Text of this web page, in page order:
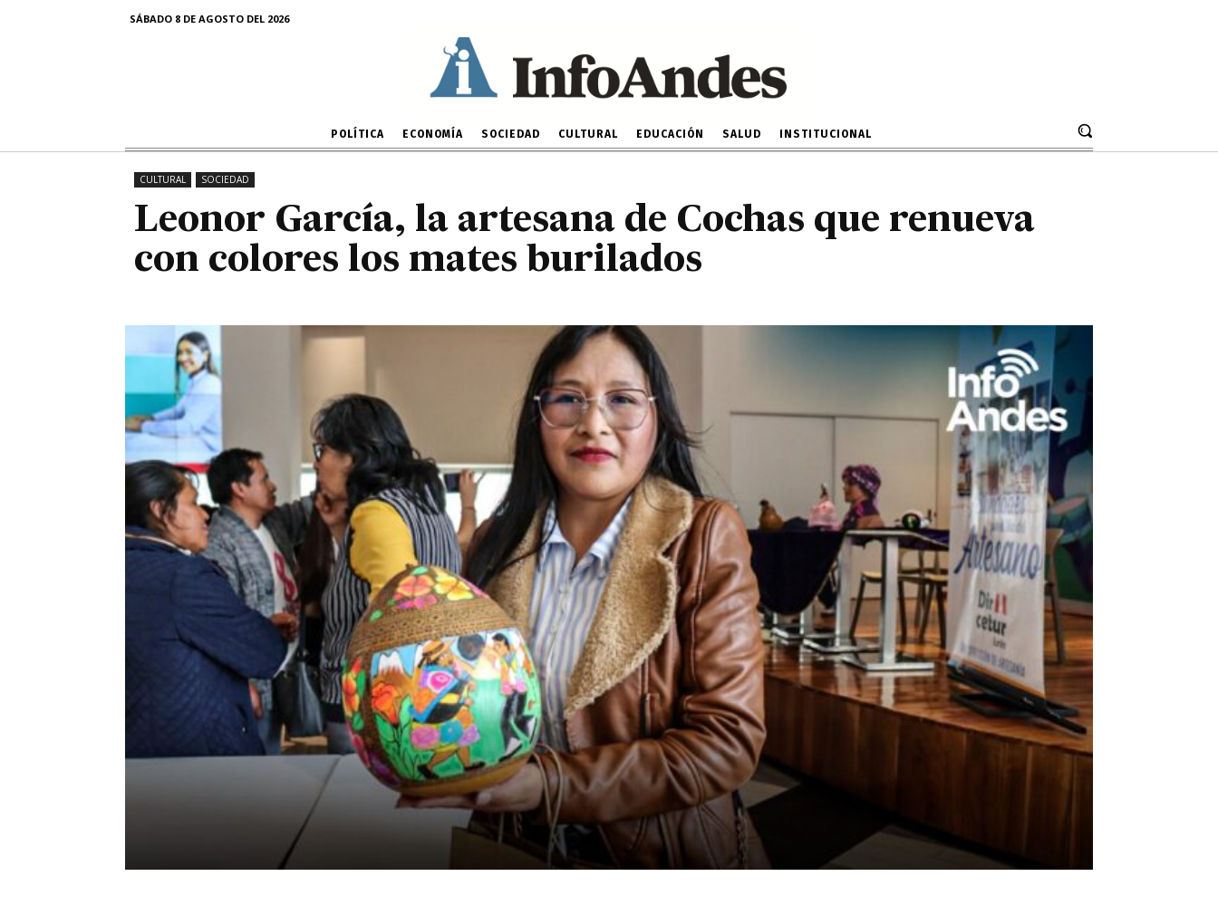
SÁBADO 8 DE AGOSTO DEL 2026
POLÍTICA ECONOMÍA SOCIEDAD CULTURAL EDUCACIÓN SALUD INSTITUCIONAL
Leonor García, la artesana de Cochas que renueva
con colores los mates burilados
CULTURAL SOCIEDAD
Leonor García, la artesana de Cochas que renueva
con colores los mates burilados